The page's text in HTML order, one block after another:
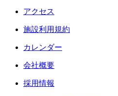
アクセス
施設利用規約
カレンダー
会社概要
採用情報